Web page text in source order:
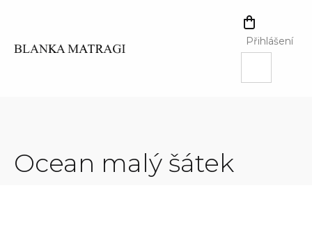
NÁKUPNÍ
KOŠÍK
Přihlášení
Ocean malý šátek